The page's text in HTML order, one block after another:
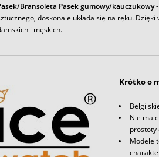
Bransoleta Pasek gumowy/kauczukowy-
doskonale układa się na ręku.
i męskich.
Krótko o
Nie ma
prostoty
Modele